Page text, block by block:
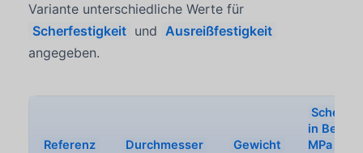
Variante unterschiedliche Werte für
Scherfestigkeit und Ausreißfestigkeit
angegeben.
Referenz Durchmesser Gewicht
in Beton
MPa